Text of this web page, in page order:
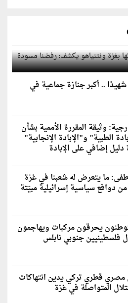
بغزة ونتنياهو يكشف: رفضنا
112 شهيدًا .. أكبر جنازة جماعية في
وثيقة المقررة الأممية بشأن
الطبية" و"الإبادة الإنجابية"
دليل إضافي على الإبادة
ما يتعرض له شعبنا في غزة
من دوافع سياسية إسرائيلية مبيّتة
يحرقون مركبات ويهاجمون
فلسطينيين جنوبي نابلس
مصري قطري تركي يدين انتهاكات
المتواصلة في غزة